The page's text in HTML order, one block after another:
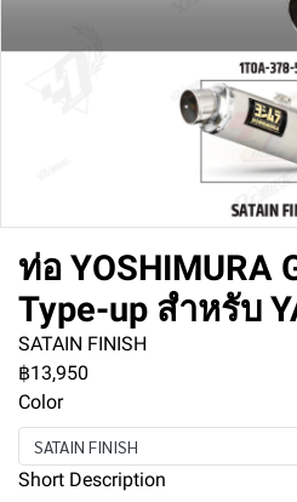
ท่อ YOSHIMURA
Type-up สำหรับ
SATAIN FINISH
฿13,950
Color
SATAIN FINISH
Short Description